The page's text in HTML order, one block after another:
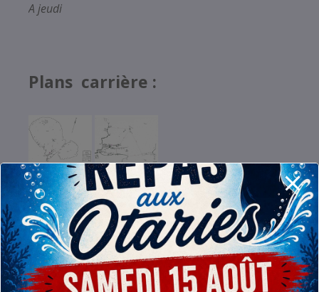
A jeudi
Plans carrière :
Plan général Plan détail
Documents utiles :
feuille de
palanquées
ROI